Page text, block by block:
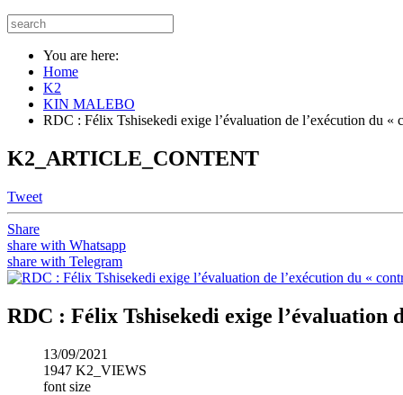
You are here:
Home
K2
KIN MALEBO
RDC : Félix Tshisekedi exige l’évaluation de l’exécution du «
K2_ARTICLE_CONTENT
Tweet
Share
share with Whatsapp
share with Telegram
RDC : Félix Tshisekedi exige l’évaluation
13/09/2021
1947 K2_VIEWS
font size